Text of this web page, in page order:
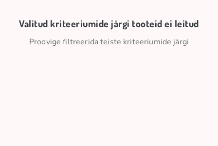
Valitud kriteeriumide järgi tooteid ei leitud
Proovige filtreerida teiste kriteeriumide järgi